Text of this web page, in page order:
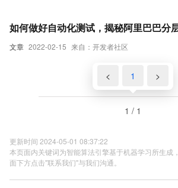
文章 2022-02-15 来自：开发者社区
如何做好自动化测试，揭秘阿里巴巴分
< 1 >
1 / 1
更新时间 2024-05-01 08:37:22
本页面内关键词为智能算法引擎基于机器学习所生成
面下方点击"联系我们"与我们沟通。